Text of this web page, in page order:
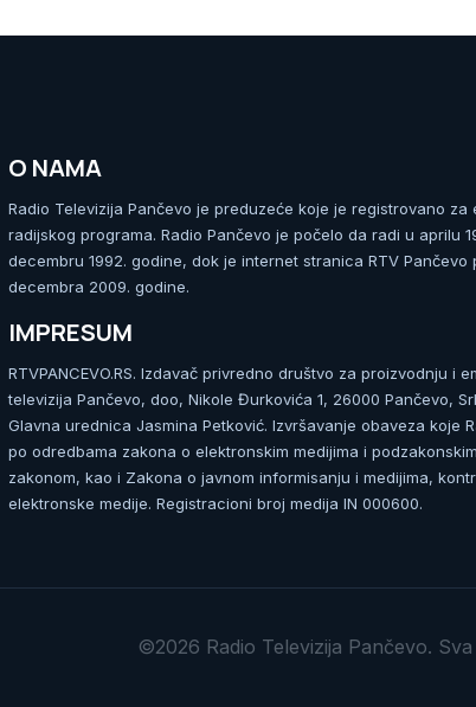
O NAMA
Radio Televizija Pančevo je preduzeće koje je registrovano za
radijskog programa. Radio Pančevo je počelo da radi u aprilu
decembru 1992. godine, dok je internet stranica RTV Pančevo
decembra 2009. godine.
IMPRESUM
RTVPANCEVO.RS. Izdavač privredno društvo za proizvodnju i
televizija Pančevo, doo, Nikole Đurkovića 1, 26000 Pančevo,
Glavna urednica Jasmina Petković. Izvršavanje obaveza koje
po odredbama zakona o elektronskim medijima i
zakonom, kao i Zakona o javnom informisanju i medijima,
elektronske medije. Registracioni broj medija IN 000600.
©2026 Radio Televizija Pančevo.